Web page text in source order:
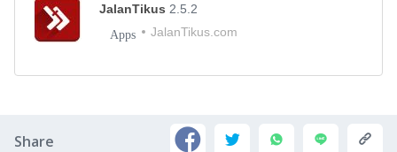
JalanTikus 2.5.2
Apps JalanTikus.com
Share